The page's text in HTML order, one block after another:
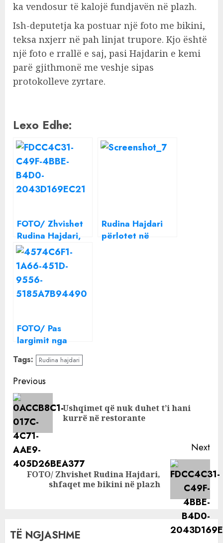
ka vendosur të kalojë fundjavën në plazh.
Ish-deputetja ka postuar një foto me bikini,
teksa nxjerr në pah linjat trupore. Kjo është
një foto e rrallë e saj, pasi Hajdarin e kemi
parë gjithmonë me veshje sipas
protokolleve zyrtare.
Lexo Edhe:
FOTO/ Zhvishet
Rudina Hajdari,
shfaqet me bikini
në plazh
Rudina Hajdari
përlotet në
FOTO/ Pas
largimit nga
politika, Rudina
Hajdari “nis
punën” si
kameriere
Tags: Rudina hajdari
Continue
Reading
Previous
Ushqimet që nuk duhet t’i hani
kurrë në restorante
Next
NextFOTO/ Zhvishet Rudina Hajdari,
shfaqet me bikini në plazh
TË NGJASHME